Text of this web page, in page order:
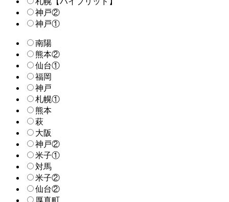
神戸②
神戸①
南陽
熊本②
仙台①
福岡
神戸
札幌①
熊本
萩
大阪
神戸②
米子①
対馬
米子②
仙台②
厚真町